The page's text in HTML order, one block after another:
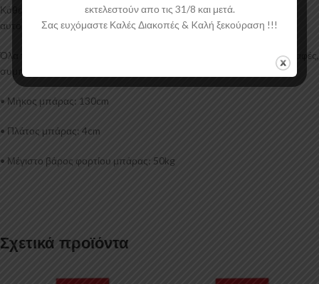
Κάθε κιτ αναπτύσσεται και σχεδιάζεται ξεχωριστά για κάθε μοντέλο
αυτοκίνητου.
Όλα τα προϊόντα της CAM πληρούν όλες τις Ευρωπαϊκές προδιαγραφές,
συμπεριλαμβανομένου και T.U.V.
• Μήκος μπάρας: 130cm
• Πλάτος μπάρας: 4cm
• Μέγιστο βάρος φορτίου μπάρας: 50kg
Σχετικά προϊόντα
εκτελεστούν απο τις 31/8 και μετά.
Σας ευχόμαστε Καλές Διακοπές & Kαλή ξεκούραση !!!